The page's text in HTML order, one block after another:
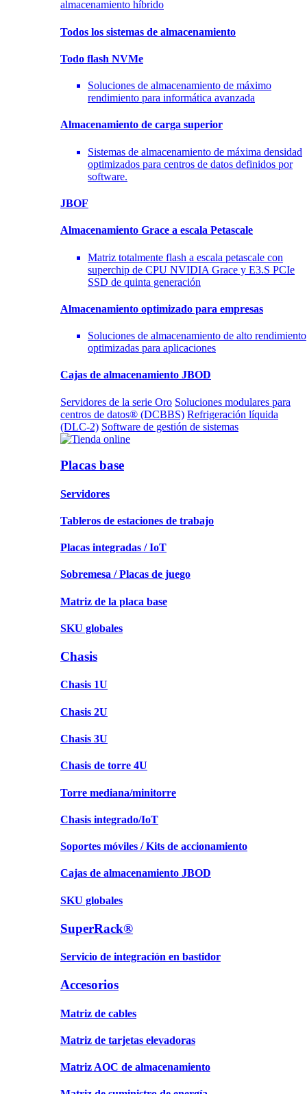
almacenamiento híbrido
Todos los sistemas de almacenamiento
Todo flash NVMe
Soluciones de almacenamiento de máximo
rendimiento para informática avanzada
Almacenamiento de carga superior
Sistemas de almacenamiento de máxima densidad
optimizados para centros de datos definidos por
software.
JBOF
Almacenamiento Grace a escala Petascale
Matriz totalmente flash a escala petascale con
superchip de CPU NVIDIA Grace y E3.S PCIe
SSD de quinta generación
Almacenamiento optimizado para empresas
Soluciones de almacenamiento de alto rendimiento
optimizadas para aplicaciones
Cajas de almacenamiento JBOD
Servidores de la serie Oro Soluciones modulares para
centros de datos® (DCBBS) Refrigeración líquida
(DLC-2) Software de gestión de sistemas
Placas base
Servidores
Tableros de estaciones de trabajo
Placas integradas / IoT
Sobremesa / Placas de juego
Matriz de la placa base
SKU globales
Chasis
Chasis 1U
Chasis 2U
Chasis 3U
Chasis de torre 4U
Torre mediana/minitorre
Chasis integrado/IoT
Soportes móviles / Kits de accionamiento
Cajas de almacenamiento JBOD
SKU globales
SuperRack®
Servicio de integración en bastidor
Accesorios
Matriz de cables
Matriz de tarjetas elevadoras
Matriz AOC de almacenamiento